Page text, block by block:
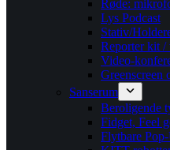
Røde:
Lys Podcast
Stativ/
Reporter kit
Video-
Greenscreen
Sanserum
Beroligende
Fidget, Feel
Flytbare